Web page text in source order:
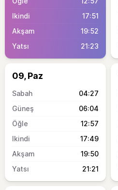
17:51
19:52
21:23
09, Paz
04:27
06:04
12:57
17:49
19:50
21:21